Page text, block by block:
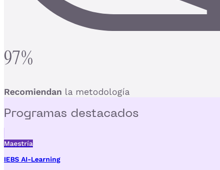
97%
Recomiendan la metodología
Programas destacados
Maestría
IEBS AI-Learning